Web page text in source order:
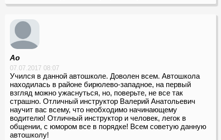
Ао
07.07.2017 08:07
Учился в данной автошколе. Доволен всем. Автошкола
находилась в районе бирюлево-западное, на первый
взгляд можно ужаснуться, но, поверьте, не все так
страшно. Отличный инструктор Валерий Анатольевич
научит вас всему, что необходимо начинающему
водителю! Отличный инструктор и человек, легок в
общении, с юмором все в порядке! Всем советую данную
автошколу!